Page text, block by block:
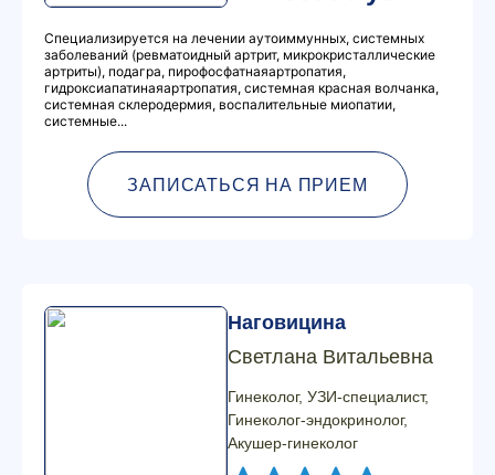
Специализируется на лечении аутоиммунных, системных
заболеваний (ревматоидный артрит, микрокристаллические
артриты), подагра, пирофосфатнаяартропатия,
гидроксиапатинаяартропатия, системная красная волчанка,
системная склеродермия, воспалительные миопатии,
системные...
ЗАПИСАТЬСЯ НА ПРИЕМ
Наговицина
Светлана Витальевна
Гинеколог, УЗИ-специалист,
Гинеколог-эндокринолог,
Акушер-гинеколог